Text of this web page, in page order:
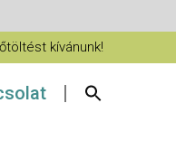
kívánunk!